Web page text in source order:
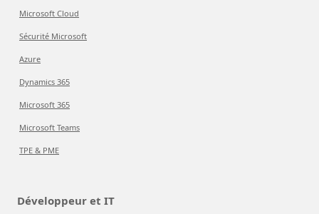
Microsoft Cloud
Sécurité Microsoft
Azure
Dynamics 365
Microsoft 365
Microsoft Teams
TPE & PME
Développeur et IT